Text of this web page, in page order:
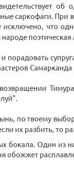
саркофаги. При
исключено, что
поэтическая
по твоему
их разбить,
бокала. Один
обожжет